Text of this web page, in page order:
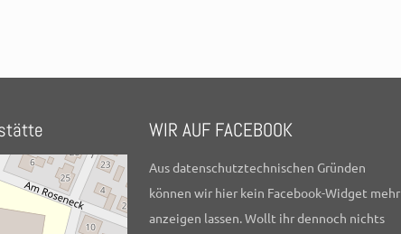
WIR AUF FACEBOOK
Aus datenschutztechnischen Gründen
können wir hier kein Facebook-Widget mehr
anzeigen lassen. Wollt ihr dennoch nichts